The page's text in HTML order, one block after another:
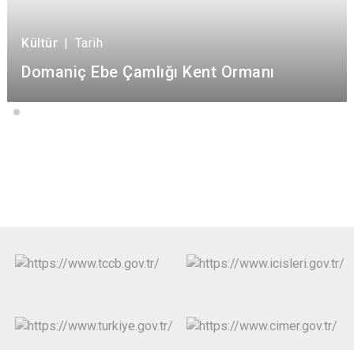
Kültür | Tarih
Domaniç Ebe Çamlığı Kent Ormanı